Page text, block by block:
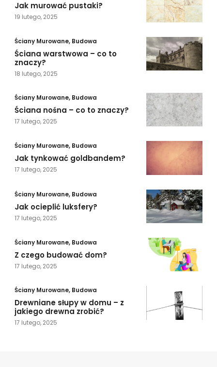
Jak murować pustaki?
19 lutego, 2025
Ściany Murowane, Budowa
Ściana warstwowa – co to
znaczy?
18 lutego, 2025
Ściany Murowane, Budowa
Ściana nośna – co to znaczy?
17 lutego, 2025
Ściany Murowane, Budowa
Jak tynkować goldbandem?
17 lutego, 2025
Ściany Murowane, Budowa
Jak ocieplić luksfery?
17 lutego, 2025
Ściany Murowane, Budowa
Z czego budować dom?
17 lutego, 2025
Ściany Murowane, Budowa
Drewniane słupy w domu – z
jakiego drewna zrobić?
17 lutego, 2025